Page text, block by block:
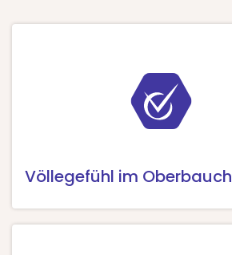
Völlegefühl im Oberbauch